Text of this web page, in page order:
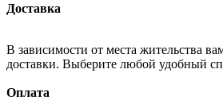
Доставка
В зависимости от места жительства
доставки. Выберите любой удобный
Оплата